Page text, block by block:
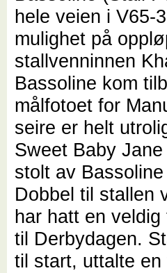
hele veien i V65-
mulighet på
stallvenninnen
Bassoline kom
målfotoet for
seire er helt
Sweet Baby
stolt av
Dobbel til stallen
har hatt en
til Derbydagen.
til start, uttalte